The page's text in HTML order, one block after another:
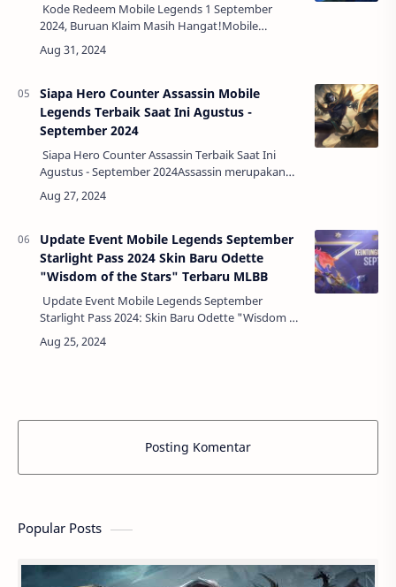
Kode Redeem Mobile Legends 1 September
2024, Buruan Klaim Masih Hangat!Mobile
Legends selalu memberikan kejutan menarik bagi
para pemain setianya. Salah satu kejutan yang
Siapa Hero Counter Assassin Mobile
Legends Terbaik Saat Ini Agustus -
September 2024
Siapa Hero Counter Assassin Terbaik Saat Ini
Agustus - September 2024Assassin merupakan
salah satu role yang sangat ditakuti dalam
permainan Mobile Legends. Dengan kemampuan
Update Event Mobile Legends September
Starlight Pass 2024 Skin Baru Odette
"Wisdom of the Stars" Terbaru MLBB
Update Event Mobile Legends September
Starlight Pass 2024: Skin Baru Odette "Wisdom of
the Stars" Terbaru MLBBMobile Legends: Bang
Bang (MLBB) kembali menghadirkan event
Posting Komentar
Popular Posts